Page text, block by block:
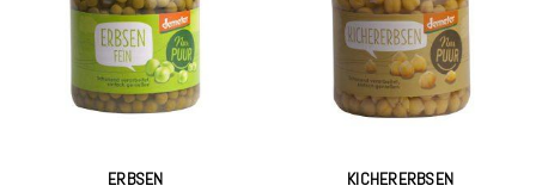
ERBSEN KICHERERBSEN